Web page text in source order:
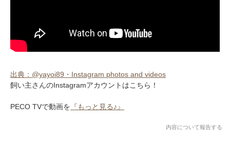
出典：@yayoi89・Instagram photos and videos
飼い主さんのInstagramアカウントはこちら！
PECO TVで動画を 『もっと見る♪』
内容について報告する